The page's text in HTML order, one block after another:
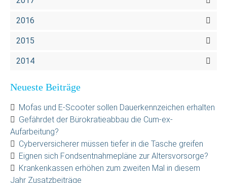
2016
2015
2014
Neueste Beiträge
Mofas und E-Scooter sollen Dauerkennzeichen erhalten
Gefährdet der Bürokratieabbau die Cum-ex-
Aufarbeitung?
Cyberversicherer müssen tiefer in die Tasche greifen
Eignen sich Fondsentnahmepläne zur Altersvorsorge?
Krankenkassen erhöhen zum zweiten Mal in diesem
Jahr Zusatzbeiträge